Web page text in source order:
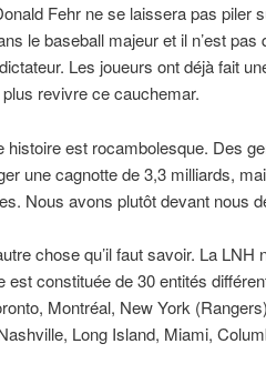
Fehr ne se laissera pas piler
le baseball majeur et il n’est
Les joueurs ont déjà fait
revivre ce cauchemar.
histoire est rocambolesque. Des
une cagnotte de 3,3 milliards,
Nous avons plutôt devant nous
chose qu’il faut savoir. La
est constituée de 30 entités
Montréal, New York
Long Island, Miami,